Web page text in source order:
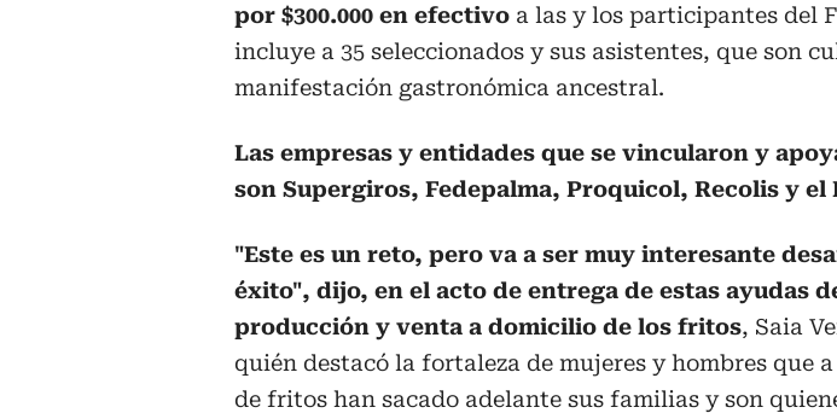
por $300.000 en efectivo a las y los participantes del
incluye a 35 seleccionados y sus asistentes, que son
manifestación gastronómica ancestral.
Las empresas y entidades que se vincularon y
son Supergiros, Fedepalma, Proquicol, Recolis y el
"Este es un reto, pero va a ser muy interesante
éxito", dijo, en el acto de entrega de estas ayudas
producción y venta a domicilio de los fritos, Saia
quién destacó la fortaleza de mujeres y hombres que
de fritos han sacado adelante sus familias y son